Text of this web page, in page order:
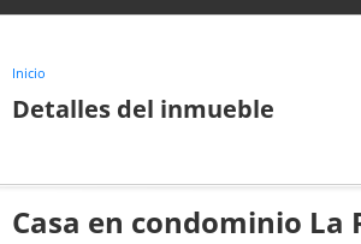
Inicio
Detalles del inmueble
Casa en condominio La